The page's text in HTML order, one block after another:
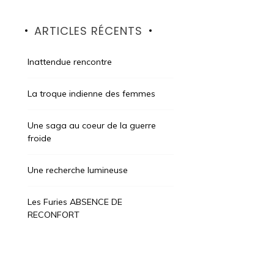
ARTICLES RÉCENTS
Inattendue rencontre
La troque indienne des femmes
Une saga au coeur de la guerre
froide
Une recherche lumineuse
Les Furies ABSENCE DE
RECONFORT